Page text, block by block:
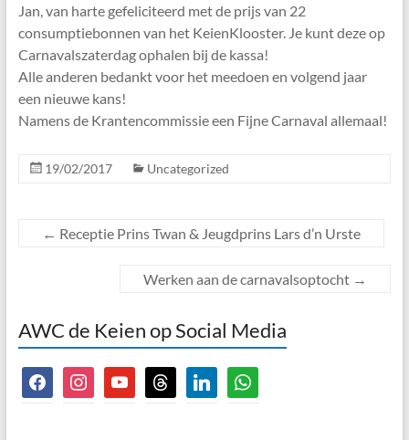
Jan, van harte gefeliciteerd met de prijs van 22
consumptiebonnen van het KeienKlooster. Je kunt deze op
Carnavalszaterdag ophalen bij de kassa!
Alle anderen bedankt voor het meedoen en volgend jaar
een nieuwe kans!
Namens de Krantencommissie een Fijne Carnaval allemaal!
19/02/2017 Uncategorized
← Receptie Prins Twan & Jeugdprins Lars d’n Urste
Werken aan de carnavalsoptocht →
AWC de Keien op Social Media
facebookinstagramyoutubethreads linkedinwhatsapp